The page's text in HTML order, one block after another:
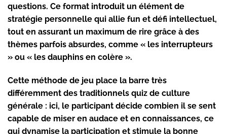
questions. Ce format introduit un élément de
stratégie personnelle qui allie fun et défi intellectuel,
tout en assurant un maximum de rire grâce à des
thèmes parfois absurdes, comme « les interrupteurs
» ou « les dauphins en colère ».
Cette méthode de jeu place la barre très
différemment des traditionnels quiz de culture
générale : ici, le participant décide combien il se sent
capable de miser en audace et en connaissances, ce
qui dynamise la participation et stimule la bonne